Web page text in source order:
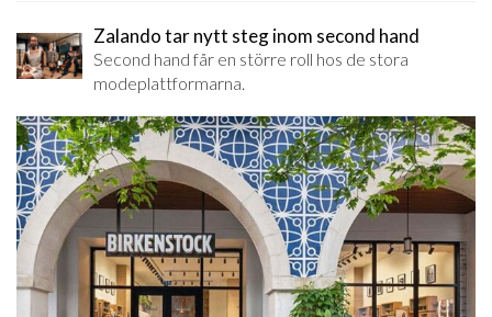
Zalando tar nytt steg inom second hand
Second hand får en större roll hos de stora
modeplattformarna.